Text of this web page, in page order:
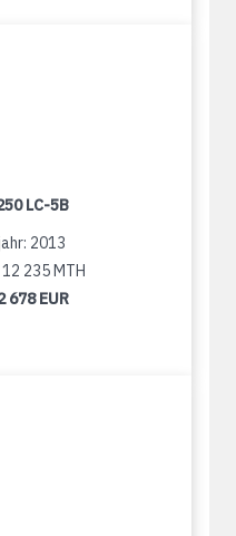
LC-5B
2013
235 MTH
678 EUR